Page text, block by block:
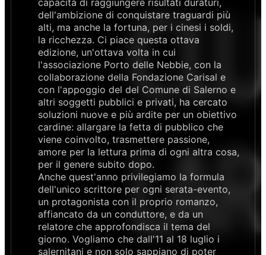
dell'ambizione di conquistare traguardi più
alti, ma anche la fortuna, per i cinesi i soldi,
la ricchezza. Ci piace questa ottava
edizione, un'ottava volta in cui
l'associazione Porto delle Nebbie, con la
collaborazione della Fondazione Carisal e
con l'appoggio del del Comune di Salerno e
altri soggetti pubblici e privati, ha cercato
soluzioni nuove e più ardite per un obiettivo
cardine: allargare la fetta di pubblico che
viene coinvolto, trasmettere passione,
amore per la lettura prima di ogni altra cosa,
per il genere subito dopo.
Anche quest'anno privilegiamo la formula
dell'unico scrittore per ogni serata-evento,
un protagonista con il proprio romanzo,
affiancato da un conduttore, e da un
relatore che approfondisca il tema del
giorno. Vogliamo che dall'11 al 18 luglio i
salernitani e non solo sappiano di poter